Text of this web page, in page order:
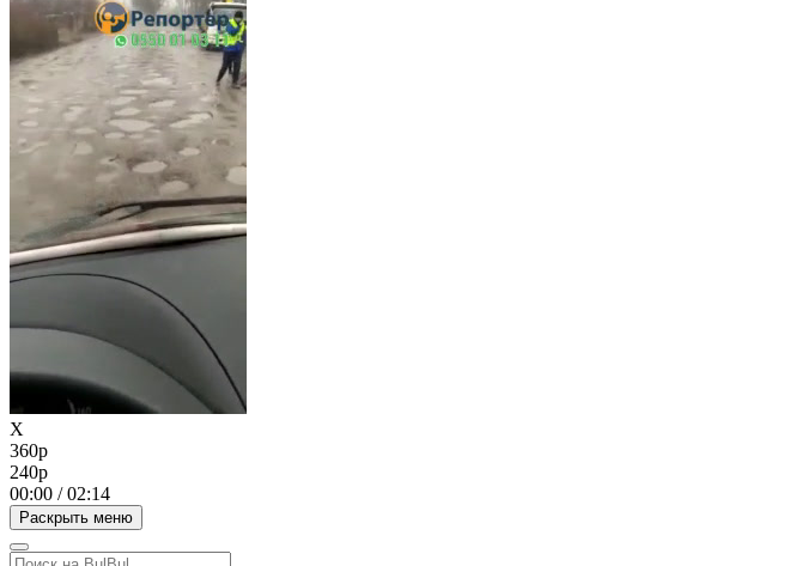
X
360p
240p
00:00 /02:14
Раскрыть меню